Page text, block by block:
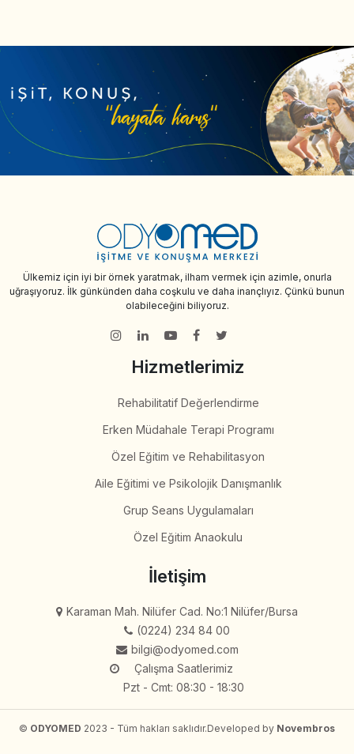
Ülkemiz için iyi bir örnek yaratmak, ilham vermek için azimle, onurla
uğraşıyoruz. İlk günkünden daha coşkulu ve daha inançlıyız. Çünkü bunun
olabileceğini biliyoruz.
Hizmetlerimiz
Rehabilitatif Değerlendirme
Erken Müdahale Terapi Programı
Özel Eğitim ve Rehabilitasyon
Aile Eğitimi ve Psikolojik Danışmanlık
Grup Seans Uygulamaları
Özel Eğitim Anaokulu
İletişim
Karaman Mah. Nilüfer Cad. No:1 Nilüfer/Bursa
(0224) 234 84 00
bilgi@odyomed.com
Çalışma Saatlerimiz
Pzt - Cmt: 08:30 - 18:30
© ODYOMED 2023 - Tüm hakları saklıdır.Developed by Novembros